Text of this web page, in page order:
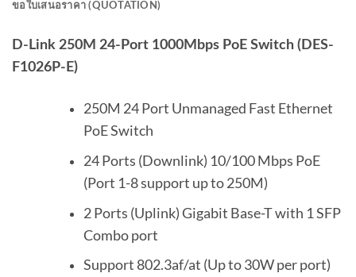
ขอใบเสนอราคา (QUOTATION)
D-Link 250M 24-Port 1000Mbps PoE Switch (DES-
F1026P-E)
250M 24 Port Unmanaged Fast Ethernet
PoE Switch
24 Ports (Downlink) 10/100 Mbps PoE
(Port 1-8 support up to 250M)
2 Ports (Uplink) Gigabit Base-T with 1 SFP
Combo port
Support 802.3af/at (Up to 30W per port)